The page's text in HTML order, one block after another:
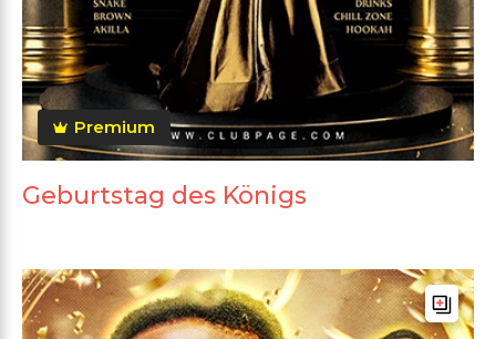
Premium
Geburtstag des Königs